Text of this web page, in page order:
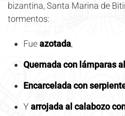
bizantina, Santa Marina de
tormentos:
Fueazotada,
Quemada con lámparas
Encarcelada con
Yarrojada al calabozo